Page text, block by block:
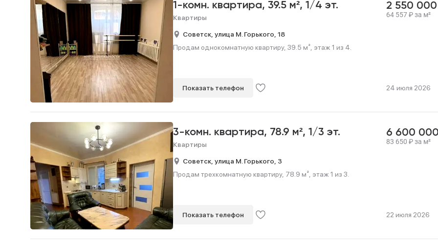
1-комн. квартира, 39.5 м², 1/4 эт.
Квартиры
2 550
64 557₽за м²
Советск, улица М. Горького, 18
Продам однокомнатную квартиру, 39.5 м², этаж 1 из 4.
Показать телефон 24 июля 2026
3-комн. квартира, 78.9 м², 1/3 эт.
Квартиры
6 600
83 650 ₽за м²
Советск, улица М. Горького, 3
Продам трехкомнатную квартиру, 78.9 м², этаж 1 из 3.
Показать телефон 22 июля 2026